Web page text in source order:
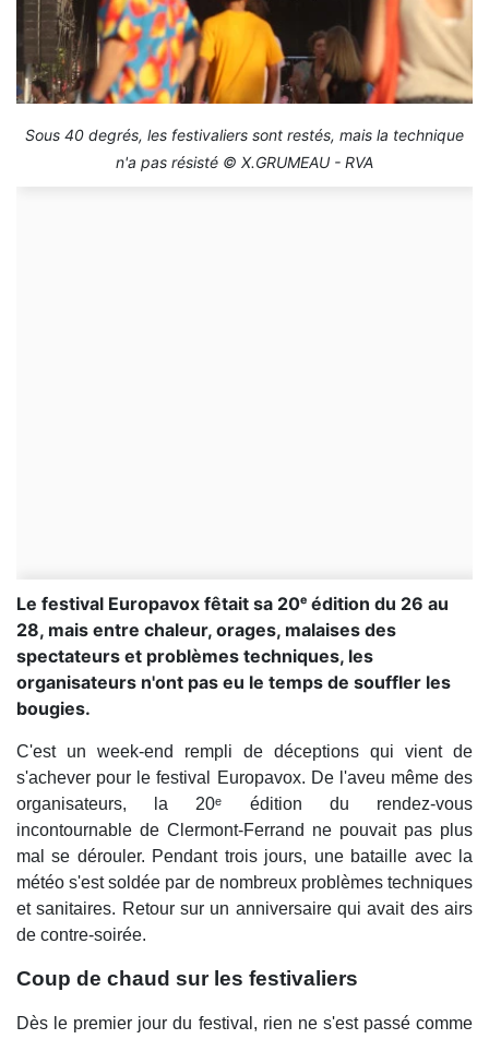
Sous 40 degrés, les festivaliers sont restés, mais la technique
n'a pas résisté © X.GRUMEAU - RVA
Le festival Europavox fêtait sa 20ᵉ édition du 26 au
28, mais entre chaleur, orages, malaises des
spectateurs et problèmes techniques, les
organisateurs n'ont pas eu le temps de souffler les
bougies.
C'est un week-end rempli de déceptions qui vient de
s'achever pour le festival Europavox. De l'aveu même des
organisateurs, la 20ᵉ édition du rendez-vous
incontournable de Clermont-Ferrand ne pouvait pas plus
mal se dérouler. Pendant trois jours, une bataille avec la
météo s'est soldée par de nombreux problèmes techniques
et sanitaires. Retour sur un anniversaire qui avait des airs
de contre-soirée.
Coup de chaud sur les festivaliers
Dès le premier jour du festival, rien ne s'est passé comme